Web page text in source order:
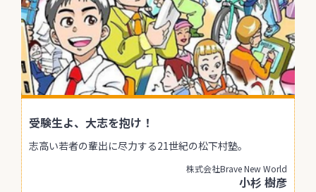
受験生よ、大志を抱け！
志高い若者の輩出に尽力する21世紀の松下村塾。
株式会社Brave New World
小杉 樹彦